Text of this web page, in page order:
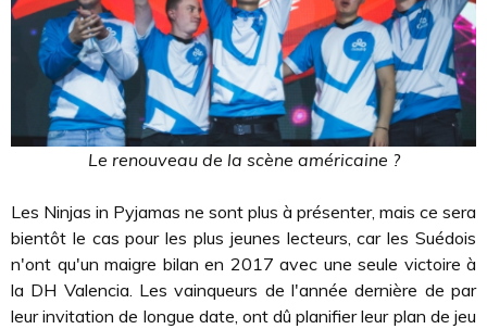
Le renouveau de la scène américaine ?
Les Ninjas in Pyjamas ne sont plus à présenter, mais ce sera
bientôt le cas pour les plus jeunes lecteurs, car les Suédois
n'ont qu'un maigre bilan en 2017 avec une seule victoire à
la DH Valencia. Les vainqueurs de l'année dernière de par
leur invitation de longue date, ont dû planifier leur plan de jeu